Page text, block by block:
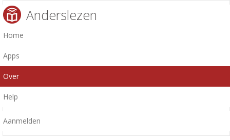
Anderslezen
Home
Apps
Over
Help
Aanmelden